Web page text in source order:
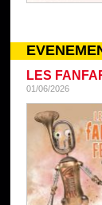
LES
01/06/2026